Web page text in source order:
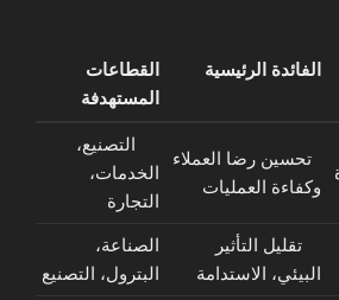
الفائدة الرئيسية
القطاعات
المستهدفة
تحسين رضا العملاء
وكفاءة العمليات
التصنيع،
الخدمات،
التجارة
تقليل التأثير
البيئي، الاستدامة
الصناعة،
البترول، التصنيع